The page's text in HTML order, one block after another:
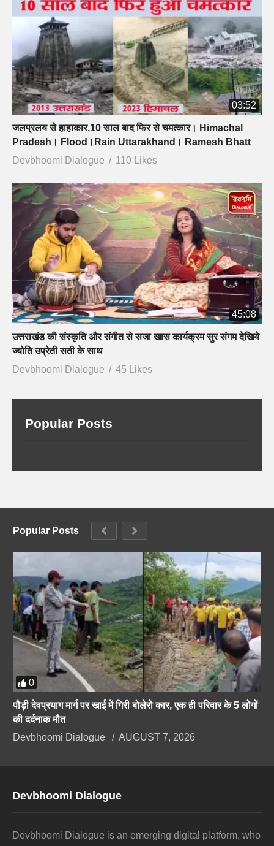
03:52
जलप्रलय से हाहाकार,10 साल बाद फिर से चमत्कार। Himachal
Pradesh। Flood।Rain Uttarakhand। Ramesh Bhatt
Devbhoomi Dialogue
110 Likes
45:08
उत्तराखंड की संस्कृति और संगीत से सजा खास कार्यक्रम सुर संगम देखिये
ज्योति उप्रेती सती के साथ
Devbhoomi Dialogue
45 Likes
Popular Posts
Popular Posts
0
पौड़ी देवप्रयाग मार्ग पर खाई में गिरी बोलेरो कार, एक ही परिवार के 5 लोगों
की दर्दनाक मौत
Devbhoomi Dialogue
AUGUST 7, 2026
Devbhoomi Dialogue
Devbhoomi Dialogue is an emerging digital platform, who